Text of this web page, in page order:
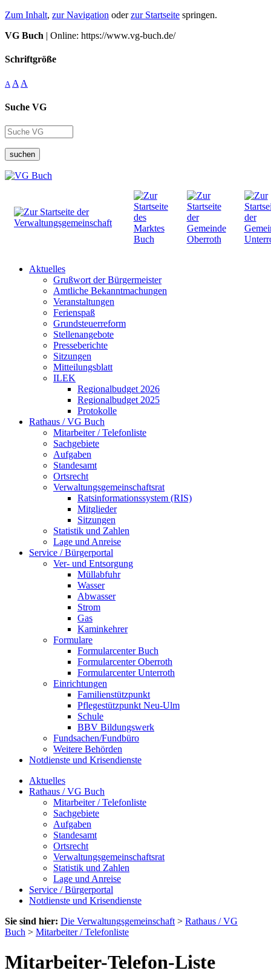
Zum Inhalt, zur Navigation oderzur Startseite springen.
VG Buch | Online: https://www.vg-buch.de/
Schriftgröße
A A A
Suche VG
suchen
Aktuelles
Grußwort der Bürgermeister
Amtliche Bekanntmachungen
Veranstaltungen
Ferienspaß
Grundsteuerreform
Stellenangebote
Presseberichte
Sitzungen
Mitteilungsblatt
ILEK
Regionalbudget 2026
Regionalbudget 2025
Protokolle
Rathaus / VG Buch
Mitarbeiter / Telefonliste
Sachgebiete
Aufgaben
Standesamt
Ortsrecht
Verwaltungsgemeinschaftsrat
Ratsinformationssystem (RIS)
Mitglieder
Sitzungen
Statistik und Zahlen
Lage und Anreise
Service / Bürgerportal
Ver- und Entsorgung
Müllabfuhr
Wasser
Abwasser
Strom
Gas
Kaminkehrer
Formulare
Formularcenter Buch
Formularcenter Oberroth
Formularcenter Unterroth
Einrichtungen
Familienstützpunkt
Pflegestützpunkt Neu-Ulm
Schule
BBV Bildungswerk
Fundsachen/Fundbüro
Weitere Behörden
Notdienste und Krisendienste
Aktuelles
Rathaus / VG Buch
Mitarbeiter / Telefonliste
Sachgebiete
Aufgaben
Standesamt
Ortsrecht
Verwaltungsgemeinschaftsrat
Statistik und Zahlen
Lage und Anreise
Service / Bürgerportal
Notdienste und Krisendienste
Sie sind hier: Die Verwaltungsgemeinschaft > Rathaus / VG
Buch > Mitarbeiter / Telefonliste
Mitarbeiter-Telefon-Liste